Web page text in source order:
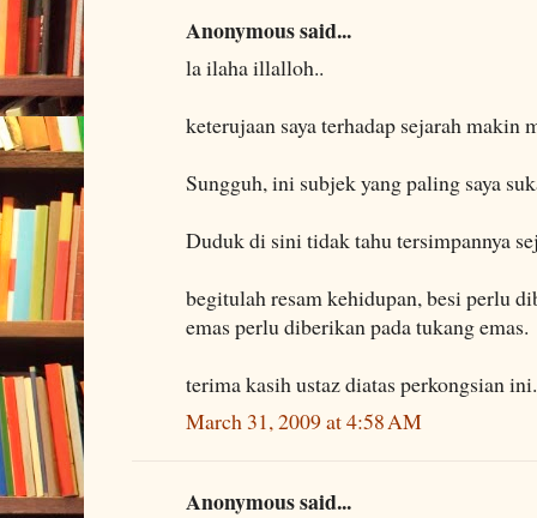
Anonymous said...
la ilaha illalloh..
keterujaan saya terhadap sejarah makin
Sungguh, ini subjek yang paling saya
Duduk di sini tidak tahu tersimpannya
begitulah resam kehidupan, besi perlu
emas perlu diberikan pada tukang emas.
terima kasih ustaz diatas perkongsian ini.
March 31, 2009 at 4:58 AM
Anonymous said...